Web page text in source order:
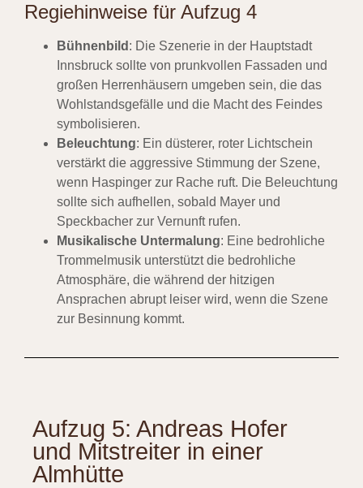
Regiehinweise für Aufzug 4
Bühnenbild : Die Szenerie in der Hauptstadt
Innsbruck sollte von prunkvollen Fassaden und
großen Herrenhäusern umgeben sein, die das
Wohlstandsgefälle und die Macht des Feindes
symbolisieren.
Beleuchtung: Ein düsterer, roter Lichtschein
verstärkt die aggressive Stimmung der Szene,
wenn Haspinger zur Rache ruft. Die Beleuchtung
sollte sich aufhellen, sobald Mayer und
Speckbacher zur Vernunft rufen.
Musikalische Untermalung: Eine bedrohliche
Trommelmusik unterstützt die bedrohliche
Atmosphäre, die während der hitzigen
Ansprachen abrupt leiser wird, wenn die Szene
zur Besinnung kommt.
Aufzug 5: Andreas Hofer
und Mitstreiter in einer
Almhütte